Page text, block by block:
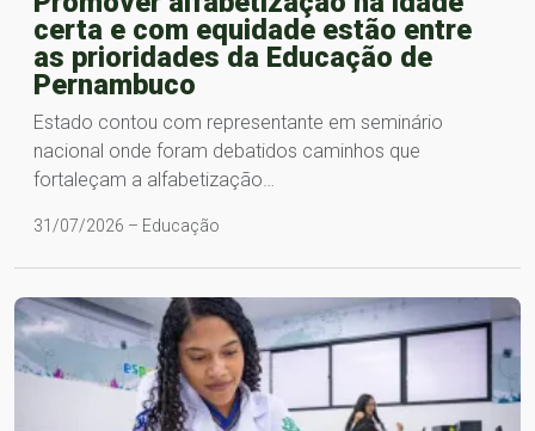
certa e com equidade estão entre
as prioridades da Educação de
Pernambuco
Estado contou com representante em seminário
nacional onde foram debatidos caminhos que
fortaleçam a alfabetização…
31/07/2026 – Educação